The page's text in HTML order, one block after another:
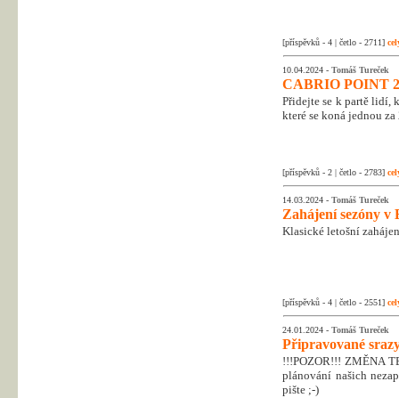
[příspěvků - 4 | četlo - 2711]
10.04.2024 - Tomáš Tureček
CABRIO POINT
Přidejte se k partě lidí,
které se koná jednou
[příspěvků - 2 | četlo - 2783]
14.03.2024 - Tomáš Tureček
Zahájení sezóny v
Klasické letošní
[příspěvků - 4 | četlo - 2551]
24.01.2024 - Tomáš Tureček
Připravované
!!!POZOR!!! ZMĚNA
plánování našich
pište ;-)